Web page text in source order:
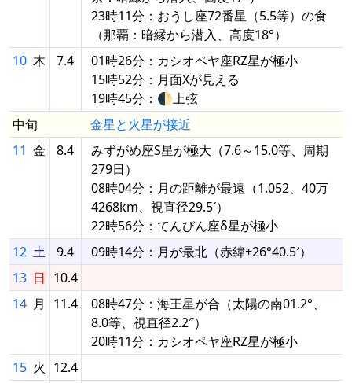
23時11分：おうし座72番星（5.5等）の食
（那覇：暗縁から潜入、高度18°）
10 木 7.4
01時26分：カシオペヤ座RZ星が極小
15時52分：月面Xが見える
19時45分：🌓上弦
中旬
金星と火星が接近
11 金 8.4
みずがめ座S星が極大（7.6～15.0等、周期
279日）
08時04分：月の距離が最遠（1.052、40万
4268km、視直径29.5′）
22時56分：てんびん座δ星が極小
12 土 9.4
09時14分：月が最北（赤緯+26°40.5′）
13 日 10.4
14 月 11.4
08時47分：海王星が合（太陽の南01.2°、
8.0等、視直径2.2″）
20時11分：カシオペヤ座RZ星が極小
15 火 12.4